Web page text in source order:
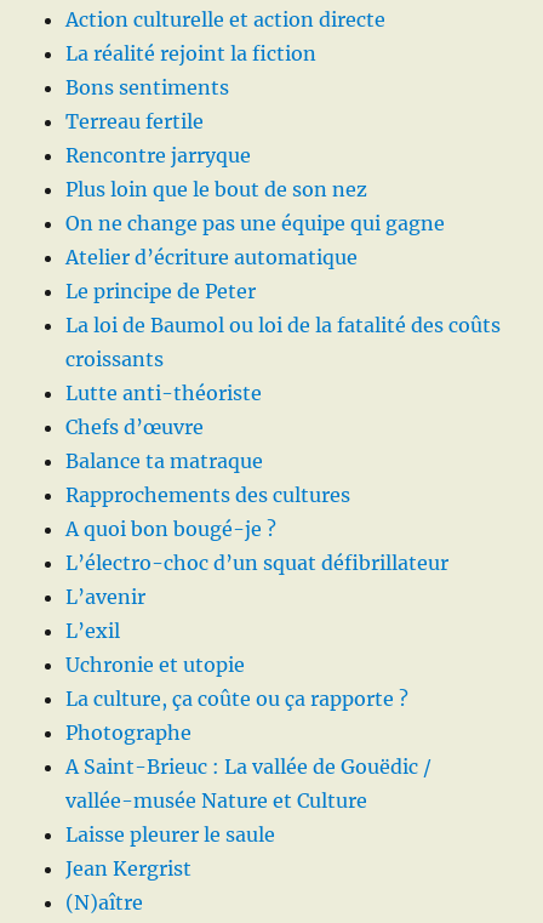
Action culturelle et action directe
La réalité rejoint la fiction
Bons sentiments
Terreau fertile
Rencontre jarryque
Plus loin que le bout de son nez
On ne change pas une équipe qui gagne
Atelier d’écriture automatique
Le principe de Peter
La loi de Baumol ou loi de la fatalité des coûts
croissants
Lutte anti-théoriste
Chefs d’œuvre
Balance ta matraque
Rapprochements des cultures
A quoi bon bougé-je ?
L’électro-choc d’un squat défibrillateur
L’avenir
L’exil
Uchronie et utopie
La culture, ça coûte ou ça rapporte ?
Photographe
A Saint-Brieuc : La vallée de Gouëdic /
vallée-musée Nature et Culture
Laisse pleurer le saule
Jean Kergrist
(N)aître